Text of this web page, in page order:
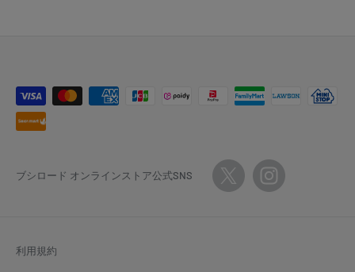
ブシロード オンラインストア公式SNS
利用規約